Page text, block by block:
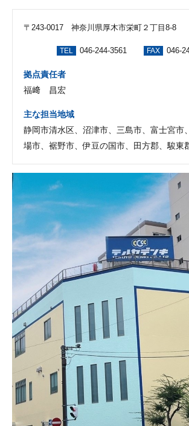
〒243-0017 神奈川県厚木市栄町２丁目8-8
TEL 046-244-3561 FAX 046-
拠点責任者
福﨑 昌宏
主な担当地域
静岡市清水区、沼津市、三島市、富士宮市
場市、裾野市、伊豆の国市、田方郡、駿東